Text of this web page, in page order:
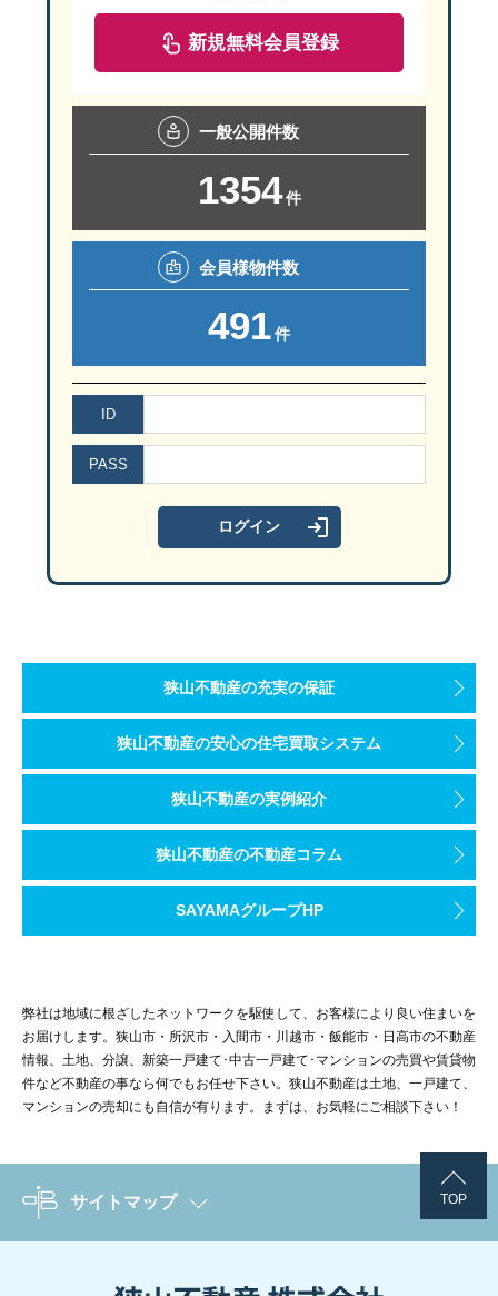
新規無料会員登録
一般公開件数
1354 件
会員様物件数
491件
ID
PASS
狭山不動産の充実の保証
狭山不動産の安心の住宅買取システム
狭山不動産の実例紹介
狭山不動産の不動産コラム
SAYAMAグループHP
弊社は地域に根ざしたネットワークを駆使して、お客様により良い住まいを
お届けします。狭山市・所沢市・入間市・川越市・飯能市・日高市の不動産
情報、土地、分譲、新築一戸建て･中古一戸建て･マンションの売買や賃貸物
件など不動産の事なら何でもお任せ下さい。狭山不動産は土地、一戸建て、
マンションの売却にも自信が有ります。まずは、お気軽にご相談下さい！
TOP
サイトマップ